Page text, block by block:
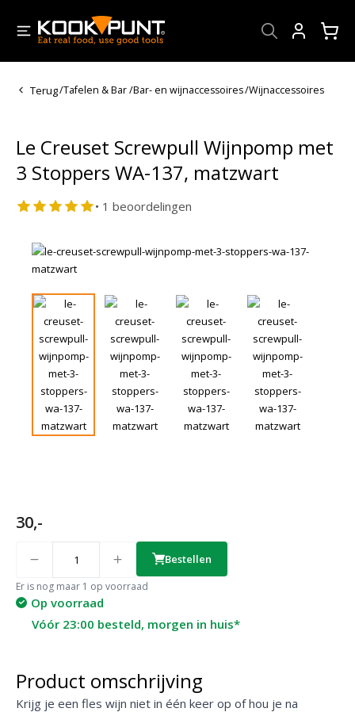
Terug/Tafelen & Bar/Bar- en wijnaccessoires/Wijnaccessoires
Le Creuset Screwpull Wijnpomp met
3 Stoppers WA-137, matzwart
• 1 beoordelingen
30,-
Er is nog maar 1 op voorraad
Bestellen
Op voorraad
Vóór 23:00 besteld, morgen in huis*
Product omschrijving
Krijg je een fles wijn niet in één keer op of hou je na